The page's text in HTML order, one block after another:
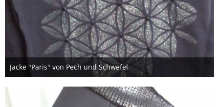
Jacke "Paris" von Pech und Schwefel
6. November 2017